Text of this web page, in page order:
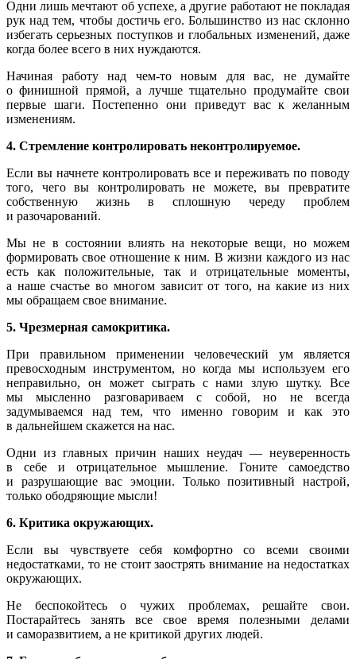
Одни лишь мечтают об успехе, а другие работают не покладая
рук над тем, чтобы достичь его. Большинство из нас склонно
избегать серьезных поступков и глобальных изменений, даже
когда более всего в них нуждаются.
Начиная работу над чем-то новым для вас, не думайте
о финишной прямой, а лучше тщательно продумайте свои
первые шаги. Постепенно они приведут вас к желанным
изменениям.
4. Стремление контролировать неконтролируемое.
Если вы начнете контролировать все и переживать по поводу
того, чего вы контролировать не можете, вы превратите
собственную жизнь в сплошную череду проблем
и разочарований.
Мы не в состоянии влиять на некоторые вещи, но можем
формировать свое отношение к ним. В жизни каждого из нас
есть как положительные, так и отрицательные моменты,
а наше счастье во многом зависит от того, на какие из них
мы обращаем свое внимание.
5. Чрезмерная самокритика.
При правильном применении человеческий ум является
превосходным инструментом, но когда мы используем его
неправильно, он может сыграть с нами злую шутку. Все
мы мысленно разговариваем с собой, но не всегда
задумываемся над тем, что именно говорим и как это
в дальнейшем скажется на нас.
Одни из главных причин наших неудач — неуверенность
в себе и отрицательное мышление. Гоните самоедство
и разрушающие вас эмоции. Только позитивный настрой,
только ободряющие мысли!
6. Критика окружающих.
Если вы чувствуете себя комфортно со всеми своими
недостатками, то не стоит заострять внимание на недостатках
окружающих.
Не беспокойтесь о чужих проблемах, решайте свои.
Постарайтесь занять все свое время полезными делами
и саморазвитием, а не критикой других людей.